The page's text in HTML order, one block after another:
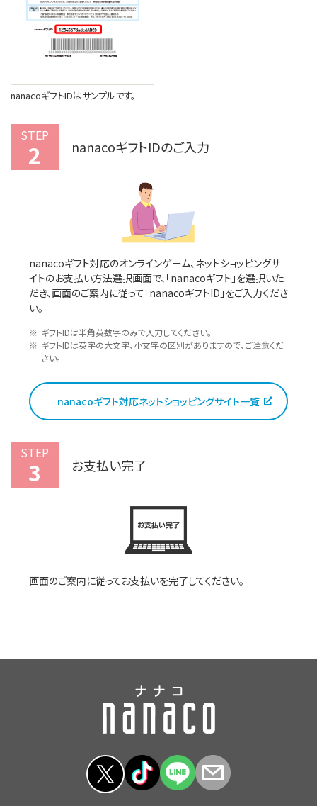
nanacoギフトIDはサンプルです。
STEP
2 nanacoギフトIDのご入力
nanacoギフト対応のオンラインゲーム、ネットショッピングサ
イトのお支払い方法選択画面で、「nanacoギフト」を選択いた
だき、画面のご案内に従って「nanacoギフトID」をご入力くださ
い。
ギフトIDは半角英数字のみで入力してください。
ギフトIDは英字の大文字、小文字の区別がありますので、ご注意くだ
さい。
nanacoギフト対応ネットショッピングサイト一覧
STEP
3 お支払い完了
画面のご案内に従ってお支払いを完了してください。